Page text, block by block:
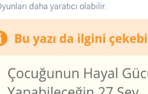
daha yaratıcı olabilir.